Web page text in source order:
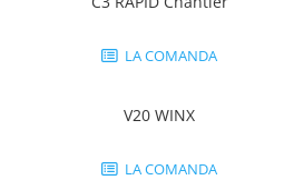
LA COMANDA
V20 WINX
LA COMANDA